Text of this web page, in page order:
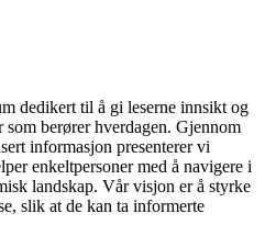
dedikert til å gi leserne innsikt og
som berører hverdagen. Gjennom
informasjon presenterer vi
enkeltpersoner med å navigere i
landskap. Vår visjon er å styrke
slik at de kan ta informerte